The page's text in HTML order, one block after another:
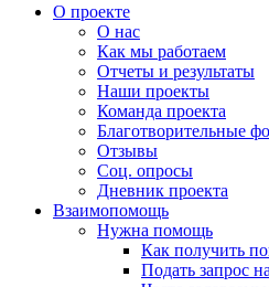
О проекте
О нас
Как мы работаем
Отчеты и результаты
Наши проекты
Команда проекта
Благотворительные
Отзывы
Соц. опросы
Дневник проекта
Взаимопомощь
Нужна помощь
Как получить
Подать запрос